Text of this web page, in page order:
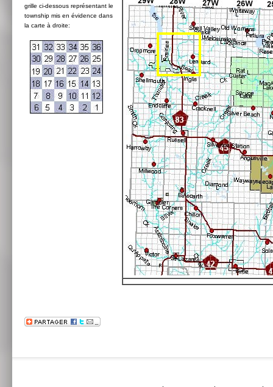
grille ci-dessous représentant le
township mis en évidence dans
la carte à droite: